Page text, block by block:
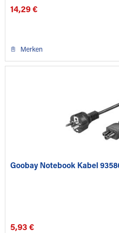
14,29 €
Merken
Goobay Notebook Kabel
5,93 €